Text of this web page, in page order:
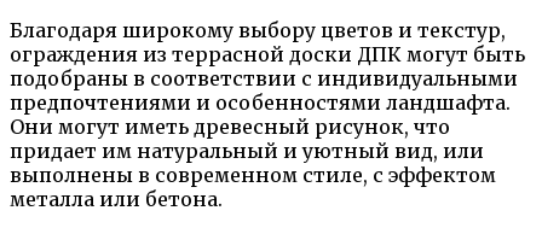
Благодаря широкому выбору цветов и текстур,
ограждения из террасной доски ДПК могут быть
подобраны в соответствии с индивидуальными
предпочтениями и особенностями ландшафта.
Они могут иметь древесный рисунок, что
придает им натуральный и уютный вид, или
выполнены в современном стиле, с эффектом
металла или бетона.